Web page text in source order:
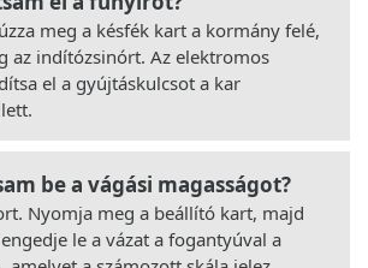
meg a késfék kart a kormány felé,
az indítózsinórt. Az elektromos
el a gyújtáskulcsot a kar
be a vágási magasságot?
Nyomja meg a beállító kart, majd
le a vázat a fogantyúval a